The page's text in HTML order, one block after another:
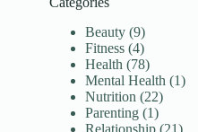
Beauty (9)
Fitness (4)
Health (78)
Mental Health (1)
Nutrition (22)
Parenting (1)